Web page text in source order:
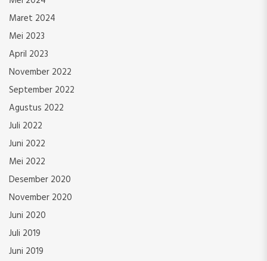
Maret 2024
Mei 2023
April 2023
November 2022
September 2022
Agustus 2022
Juli 2022
Juni 2022
Mei 2022
Desember 2020
November 2020
Juni 2020
Juli 2019
Juni 2019